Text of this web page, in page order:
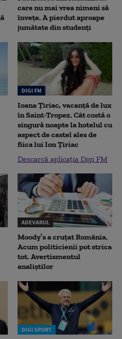
care nu mai vrea nimeni să
înveţe. A pierdut aproape
jumătate din studenţi
DIGI FM
Ioana Țiriac, vacanță de lux
în Saint-Tropez. Cât costă o
singură noapte la hotelul cu
aspect de castel ales de
fiica lui Ion Țiriac
Descarcă aplicația Digi FM
ADEVARUL
Moody’s a cruțat România.
Acum politicienii pot strica
tot. Avertismentul
analiștilor
DIGI SPORT